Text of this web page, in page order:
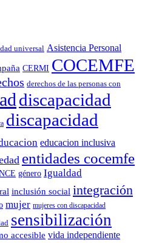
universal Asistencia Personal
CERMI COCEMFE
derechos de las personas con
discapacidad
discapacidad
educacion inclusiva
entidades cocemfe
género Igualdad
inclusión social integración
mujer mujeres con discapacidad
sensibilización
accesible vida independiente